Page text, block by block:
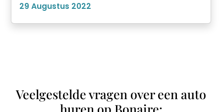
29 Augustus 2022
Veelgestelde vragen over een auto